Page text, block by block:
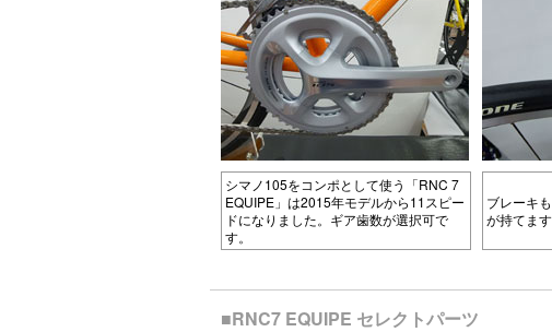
シマノ105をコンポとして使う「RNC 7
EQUIPE」は2015年モデルから11スピー
ドになりました。ギア歯数が選択可で
す。
ブレーキ
が持てます
■RNC7 EQUIPE セレクトパーツ